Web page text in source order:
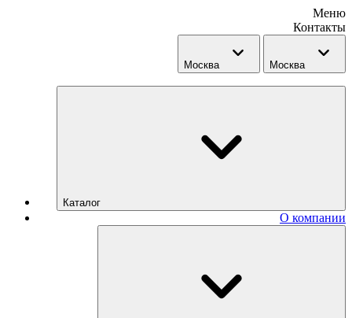
Меню
Контакты
Москва Москва
Каталог
О компании